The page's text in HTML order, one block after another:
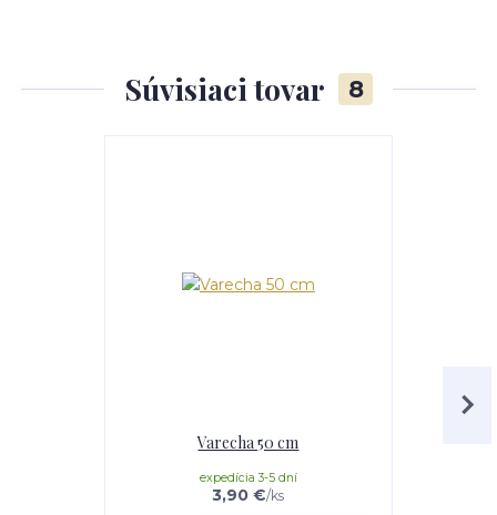
Súvisiaci tovar 8
Varecha 50 cm
3,90 €/ks
expedícia 3-5 dní